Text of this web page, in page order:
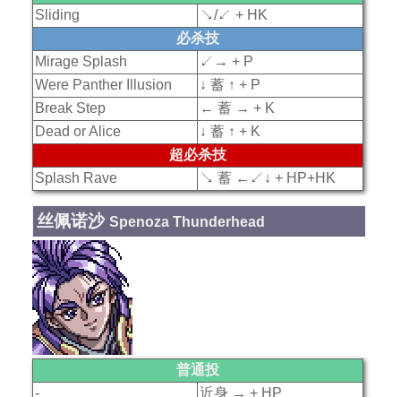
Sliding
↘/↙ + HK
必杀技
Mirage Splash
↙→ + P
Were Panther Illusion
↓ 蓄 ↑ + P
Break Step
← 蓄 → + K
Dead or Alice
↓ 蓄 ↑ + K
超必杀技
Splash Rave
↘ 蓄 ←↙↓ + HP+HK
丝佩诺沙 Spenoza Thunderhead
普通投
-
近身 → + HP